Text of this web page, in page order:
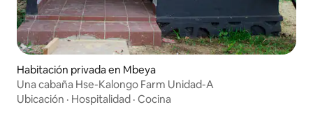
Habitación privada en Mbeya
Una cabaña Hse-Kalongo Farm Unidad-A
Ubicación · Hospitalidad · Cocina